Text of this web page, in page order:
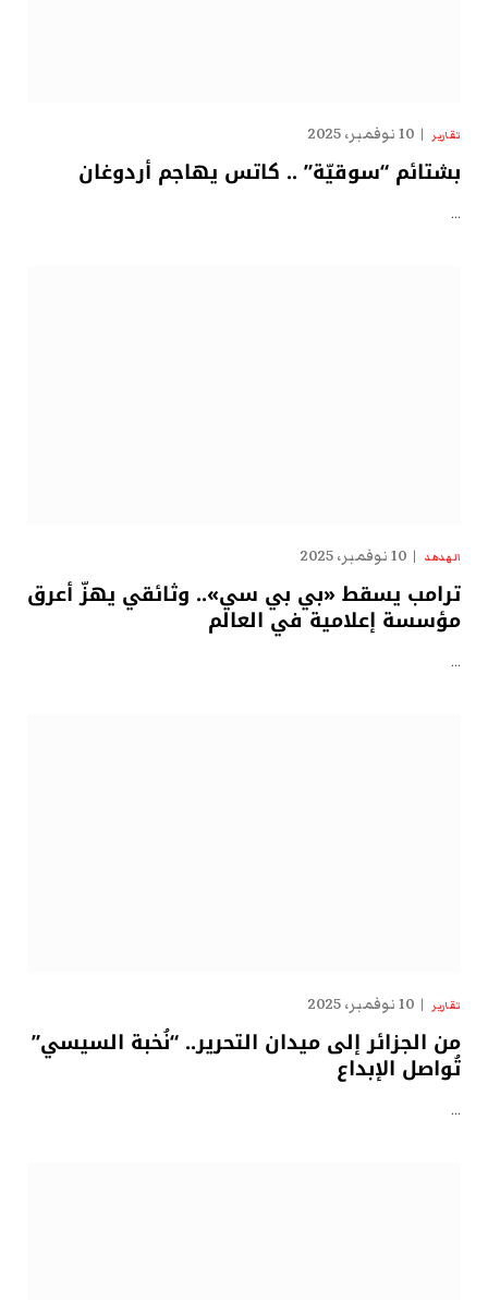
تقارير 10 نوفمبر، 2025
بشتائم “سوقيّة” .. كاتس يهاجم أردوغان
…
الهدهد 10 نوفمبر، 2025
ترامب يسقط «بي بي سي».. وثائقي يهزّ أعرق
مؤسسة إعلامية في العالم
…
تقارير 10 نوفمبر، 2025
من الجزائر إلى ميدان التحرير.. “نُخبة السيسي”
تُواصل الإبداع
…